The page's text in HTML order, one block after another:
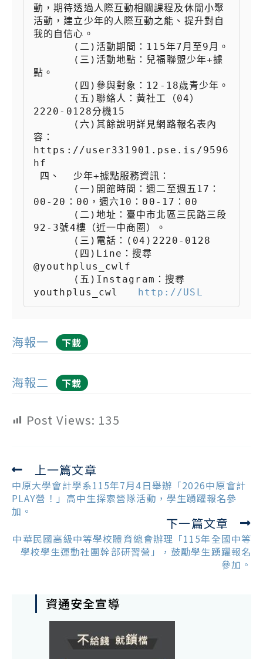
動，期待透過人際互動相關課程及休閒小聚
活動，建立少年的人際互動之能、提升對自
我的自信心。
點。
2220-0128分機15
容：
https://user331901.pse.is/9596
hf
00-20：00，週六10：00-17：00
92-3號4樓（近一中商圈）。
@youthplus_cwlf
youthplus_cwl http://USL
海報一 下載
海報二 下載
Post Views: 135
Read
more
articles
上一篇文章
中原大學會計學系115年7月4日舉辦「2026中原會計
PLAY營！」高中生探索營隊活動，學生踴躍報名參
加。
下一篇文章
中華民國高級中等學校體育總會辦理「115年全國中等
學校學生運動社團幹部研習營」，鼓勵學生踴躍報名
參加。
資通安全宣導